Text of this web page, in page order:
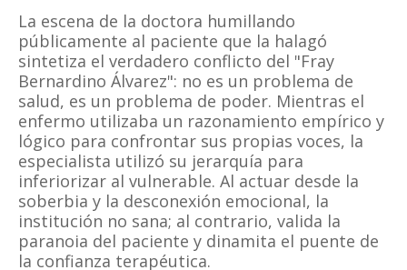
La escena de la doctora humillando
públicamente al paciente que la halagó
sintetiza el verdadero conflicto del "Fray
Bernardino Álvarez": no es un problema de
salud, es un problema de poder. Mientras el
enfermo utilizaba un razonamiento empírico y
lógico para confrontar sus propias voces, la
especialista utilizó su jerarquía para
inferiorizar al vulnerable. Al actuar desde la
soberbia y la desconexión emocional, la
institución no sana; al contrario, valida la
paranoia del paciente y dinamita el puente de
la confianza terapéutica.